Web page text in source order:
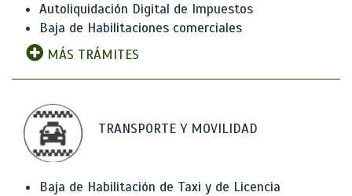
Autoliquidación Digital de Impuestos
Baja de Habilitaciones comerciales
MÁS TRÁMITES
TRANSPORTE Y MOVILIDAD
Baja de Habilitación de Taxi y de Licencia